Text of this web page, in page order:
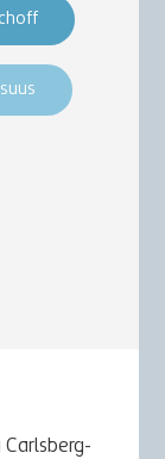
Carlsberg-